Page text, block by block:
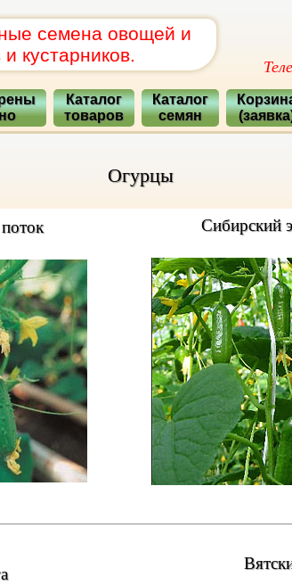
семена овощей и
кустарников.
Каталог
товаров
Каталог
семян
Огурцы
Сибирский